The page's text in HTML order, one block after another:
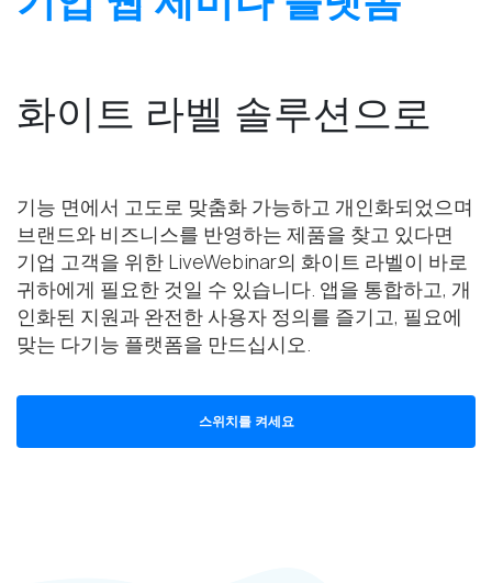
화이트 라벨 솔루션으로
기능 면에서 고도로 맞춤화 가능하고 개인화되었으며
브랜드와 비즈니스를 반영하는 제품을 찾고 있다면
기업 고객을 위한 LiveWebinar의 화이트 라벨이 바로
귀하에게 필요한 것일 수 있습니다. 앱을 통합하고, 개
인화된 지원과 완전한 사용자 정의를 즐기고, 필요에
맞는 다기능 플랫폼을 만드십시오.
스위치를 켜세요